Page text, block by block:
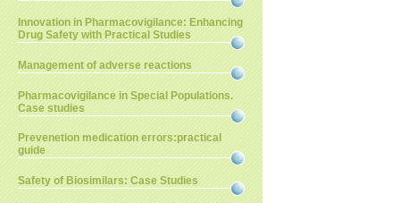
Innovation in Pharmacovigilance: Enhancing
Drug Safety with Practical Studies
Management of adverse reactions
Pharmacovigilance in Special Populations.
Case studies
Prevenetion medication errors:practical
guide
Safety of Biosimilars: Case Studies